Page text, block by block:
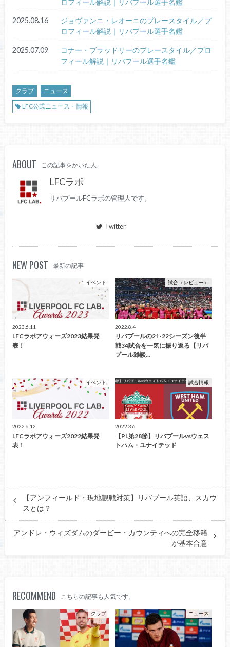
ロフィール解説｜リバプール選手名鑑
2025.08.16
ジョヴァンニ・レオーニのプレースタイル／プ
ロフィール解説｜リバプール選手名鑑
2025.07.09
コナー・ブラッドリーのプレースタイル／プロ
フィール解説｜リバプール選手名鑑
クラブ
ニュース
LFC公式ニュース・情報
ABOUT この記事をかいた人
LFCラボ
リバプールFCラボの管理人です。
Twitter
NEW POST 最新の記事
イベント
2023.6.11
LFCラボアウォーズ2023結果発
表！
試合（レビュー）
2022.8.4
リバプールの21-22シーズン後半
戦34試合を一気に振り返る【リバ
プール雑談…
イベント
2022.6.12
LFCラボアウォーズ2022結果発
表！
試合情報
2022.3.6
【PL第28節】リバプールvsウェス
トハム・ユナイテッド
【アンフィールド・現地観戦対策】リバプール英語、スカウ
スとは？
アンドレ・ウィズダムのダービー・カウンティへの完全移籍
が基本合意
RECOMMEND こちらの記事も人気です。
クラブ ニュース